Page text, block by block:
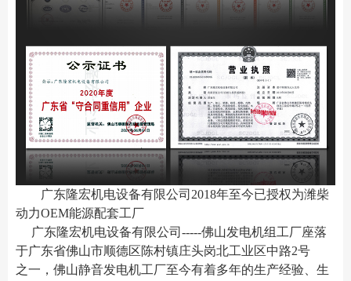
广东隆宏机电设备有限公司2018年至今已授权为潍柴
动力OEM能源配套工厂
广东隆宏机电设备有限公司-----佛山发电机组工厂座落
于广东省佛山市顺德区陈村镇庄头岗北工业区中路2号
之一 ，佛山静音发电机工厂至今有着多年的生产经验、生